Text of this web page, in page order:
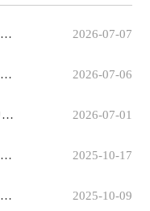
中央宣传部新命名一批全国爱国主义教育示范基地 2026-07-07
国家文物局关于印发《国有文物资源数据管理办法》的通知 2026-07-06
2026年度全市文物博物系列初、中级职称评审结果的公示 2026-07-01
十三届宝鸡市委第九轮第二批次巡察进驻一览表 2025-10-17
国家文物局关于加强文物建筑修缮工程全流程管理的通知 2025-10-09